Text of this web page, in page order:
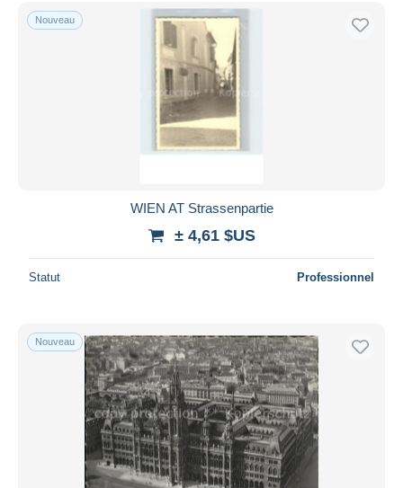
Uniquement en réduction
Livraison gratuite
Méthodes de paiement
Virement bancaire
Monde entier
Appliquer
Nouveau
WIEN AT Strassenpartie
± 4,61 $US
Statut Professionnel
Nouveau